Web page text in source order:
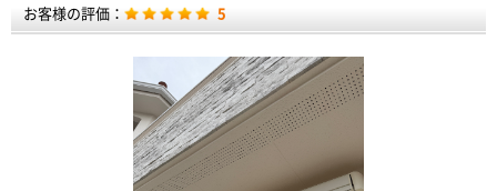
お客様の評価： 5